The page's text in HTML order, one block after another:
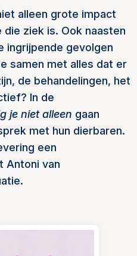
alleen grote impact
ziek is. Ook naasten
ingrijpende gevolgen
samen met alles dat er
de behandelingen, het
In de
je niet alleen gaan
met hun dierbaren.
een
Antoni van